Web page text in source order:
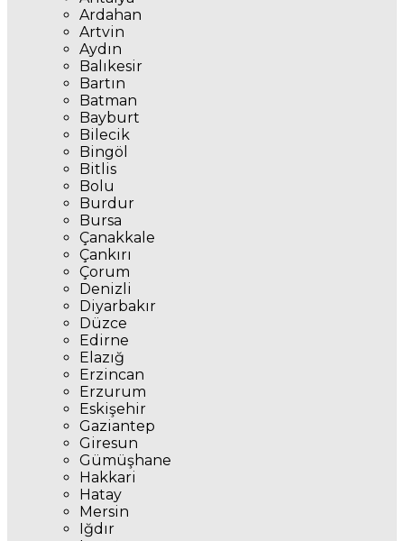
Ardahan
Artvin
Aydın
Balıkesir
Bartın
Batman
Bayburt
Bilecik
Bingöl
Bitlis
Bolu
Burdur
Bursa
Çanakkale
Çankırı
Çorum
Denizli
Diyarbakır
Düzce
Edirne
Elazığ
Erzincan
Erzurum
Eskişehir
Gaziantep
Giresun
Gümüşhane
Hakkari
Hatay
Mersin
Iğdır